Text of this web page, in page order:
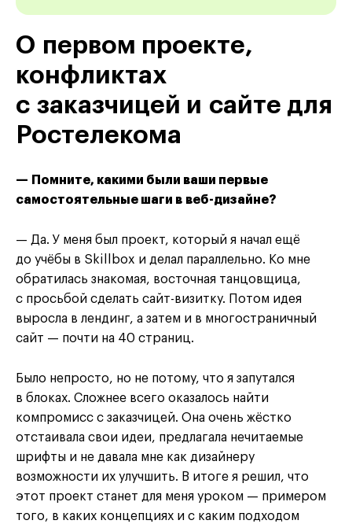
О первом проекте,
конфликтах
с заказчицей и сайте для
Ростелекома
— Помните, какими были ваши первые
самостоятельные шаги в веб-дизайне?
— Да. У меня был проект, который я начал ещё
до учёбы в Skillbox и делал параллельно. Ко мне
обратилась знакомая, восточная танцовщица,
с просьбой сделать сайт-визитку. Потом идея
выросла в лендинг, а затем и в многостраничный
сайт — почти на 40 страниц.
Было непросто, но не потому, что я запутался
в блоках. Сложнее всего оказалось найти
компромисс с заказчицей. Она очень жёстко
отстаивала свои идеи, предлагала нечитаемые
шрифты и не давала мне как дизайнеру
возможности их улучшить. В итоге я решил, что
этот проект станет для меня уроком — примером
того, в каких концепциях и с каким подходом